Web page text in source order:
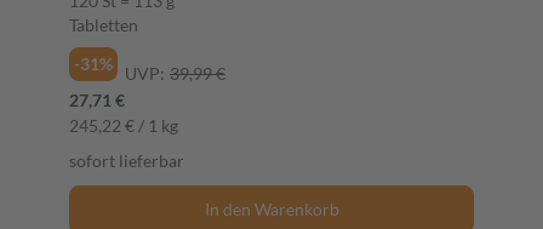
Tabletten
-31%
UVP: 39,99 €
27,71 €
245,22 € / 1 kg
sofort lieferbar
In den Warenkorb